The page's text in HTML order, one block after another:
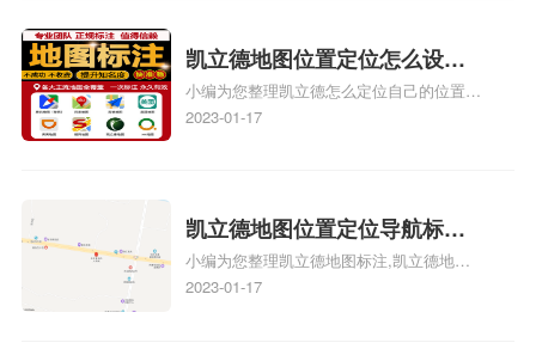
门指路人地图标注服务中心地址标注上地图
怎么弄相关地图标注知识，详情可查看下方
正文！
凯立德地图位置定位怎么设置
自己的指路人地图标注服务中
心名？凯立德地图位置定位怎
小编为您整理凯立德怎么定位自己的位置
啊、手机凯立德地图定位怎么设置往上走、
地图标注服务中心铺招牌相关地图标注知
识，详情可查看下方正文！
2023-01-17
凯立德地图位置定位导航标
注？凯立德地图位置定位,导航,
标注？
小编为您整理凯立德地图标注,凯立德地图
标注怎么做啊、凯立德地图标注,凯立德地
2023-01-17